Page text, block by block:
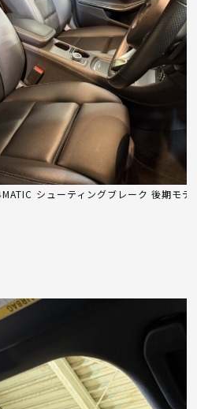
シューティングブレーク 後期モデ